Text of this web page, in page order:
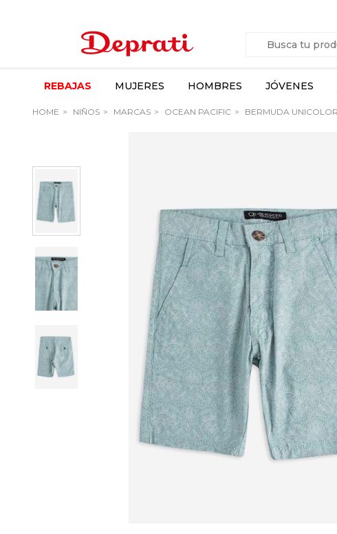
REBAJAS MUJERES HOMBRES JÓVENES
HOME NIÑOS MARCAS OCEAN PACIFIC BERMUDA